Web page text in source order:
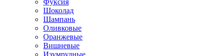
Фуксия
Шоколад
Шампань
Оливковые
Оранжевые
Вишневые
Изумрудные